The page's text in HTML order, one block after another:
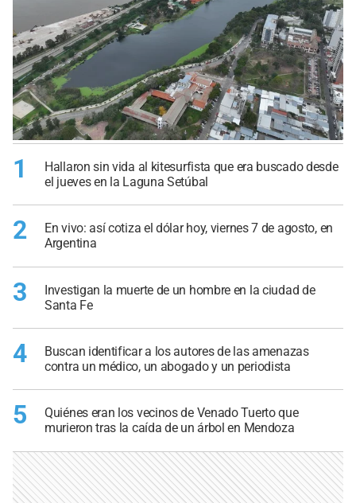
1
Hallaron sin vida al kitesurfista que era buscado desde
el jueves en la Laguna Setúbal
2
En vivo: así cotiza el dólar hoy, viernes 7 de agosto, en
Argentina
3
Investigan la muerte de un hombre en la ciudad de
Santa Fe
4
Buscan identificar a los autores de las amenazas
contra un médico, un abogado y un periodista
5
Quiénes eran los vecinos de Venado Tuerto que
murieron tras la caída de un árbol en Mendoza